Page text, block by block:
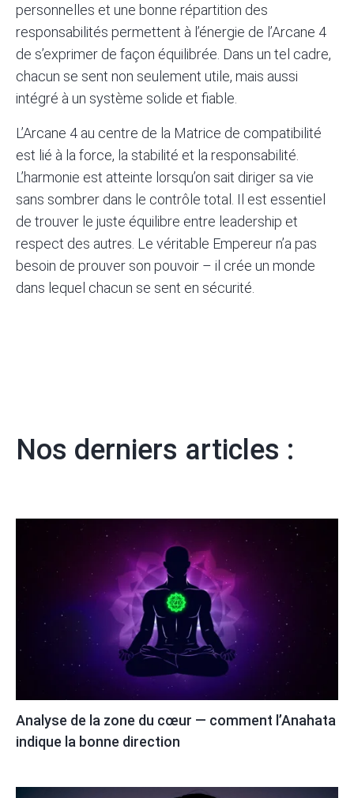
personnelles et une bonne répartition des
responsabilités permettent à l’énergie de l’Arcane 4
de s’exprimer de façon équilibrée. Dans un tel cadre,
chacun se sent non seulement utile, mais aussi
intégré à un système solide et fiable.
L’Arcane 4 au centre de la Matrice de compatibilité
est lié à la force, la stabilité et la responsabilité.
L’harmonie est atteinte lorsqu’on sait diriger sa vie
sans sombrer dans le contrôle total. Il est essentiel
de trouver le juste équilibre entre leadership et
respect des autres. Le véritable Empereur n’a pas
besoin de prouver son pouvoir – il crée un monde
dans lequel chacun se sent en sécurité.
Nos derniers articles :
Analyse de la zone du cœur — comment l’Anahata
indique la bonne direction